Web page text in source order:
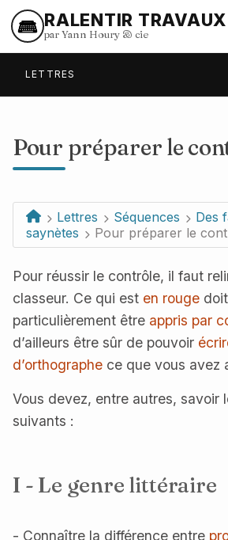
RALENTIR TRAVAUX
par Yann Houry & cie
LETTRES
Pour préparer le
Lettres Séquences
Des
saynètes
Pour préparer le
Pour réussir le contrôle, il faut
classeur. Ce qui est en rouge
particulièrement être appris par
d’ailleurs être sûr de pouvoir
d’orthographe ce que vous avez
Vous devez, entre autres, savoir
suivants :
I - Le genre littéraire
- Connaître la différence entre